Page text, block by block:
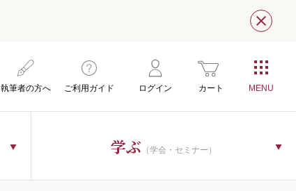
閉じ
執筆者の方へ ご利用ガイド ログイン カート
学ぶ （学会・セミナー）